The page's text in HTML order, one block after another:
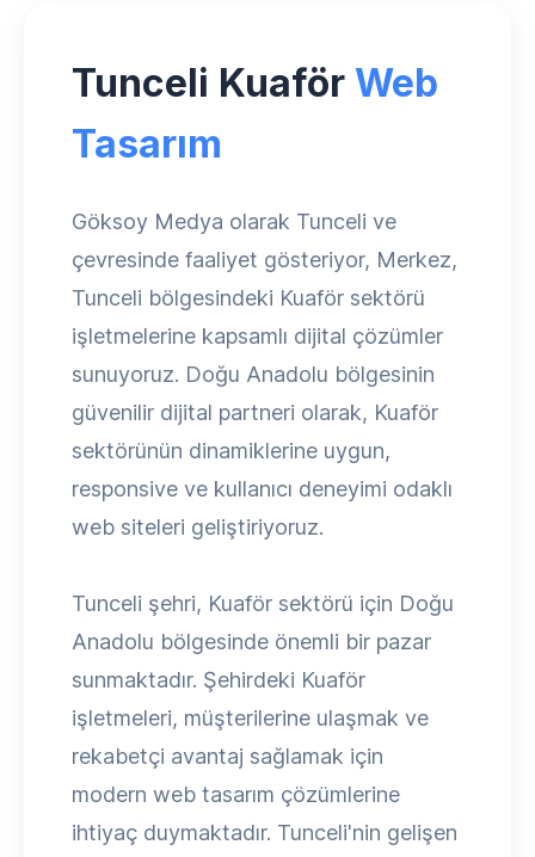
Tunceli Kuaför Web
Tasarım
Göksoy Medya olarak Tunceli ve
çevresinde faaliyet gösteriyor, Merkez,
Tunceli bölgesindeki Kuaför sektörü
işletmelerine kapsamlı dijital çözümler
sunuyoruz. Doğu Anadolu bölgesinin
güvenilir dijital partneri olarak, Kuaför
sektörünün dinamiklerine uygun,
responsive ve kullanıcı deneyimi odaklı
web siteleri geliştiriyoruz.
Tunceli şehri, Kuaför sektörü için Doğu
Anadolu bölgesinde önemli bir pazar
sunmaktadır. Şehirdeki Kuaför
işletmeleri, müşterilerine ulaşmak ve
rekabetçi avantaj sağlamak için
modern web tasarım çözümlerine
ihtiyaç duymaktadır. Tunceli'nin gelişen